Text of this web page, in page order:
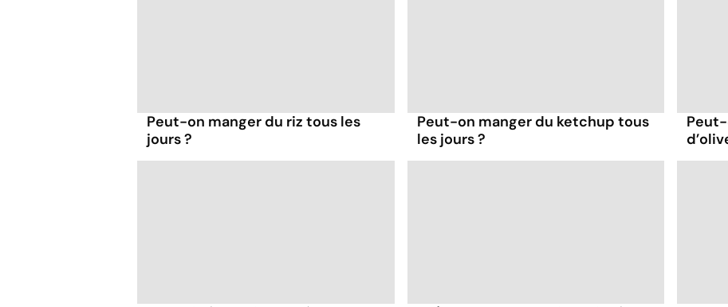
Peut-on manger du riz tous les
jours ?
Peut-on manger du ketchup tous
les jours ?